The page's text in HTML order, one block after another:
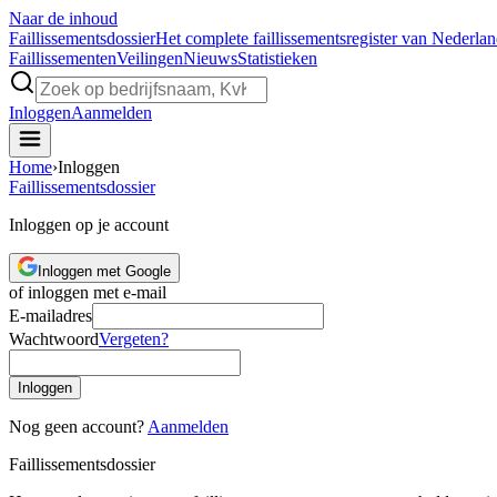
Naar de inhoud
FaillissementsdossierHet complete faillissementsregister van
FaillissementenVeilingenNieuwsStatistieken
InloggenAanmelden
Home›Inloggen
Faillissementsdossier
Inloggen op je account
Inloggen met Google
of inloggen met e-mail
E-mailadres
WachtwoordVergeten?
Inloggen
Nog geen account? Aanmelden
Faillissementsdossier